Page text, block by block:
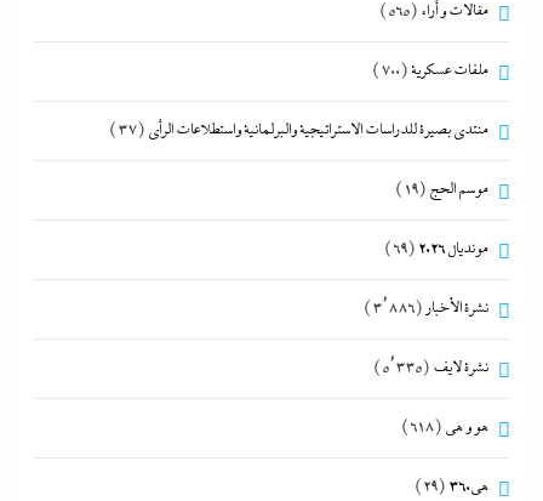
مقالات و أراء (565)
ملفات عسكرية(700)
منتدى بصيرة للدراسات الاستراتيجية والبرلمانية واستطلاعات الرأى (37)
موسم الحج (19)
مونديال 2026 (69)
نشرة الأخبار (3٬886)
نشرة لايف (5٬335)
هو و هي (618)
هى360 (29)